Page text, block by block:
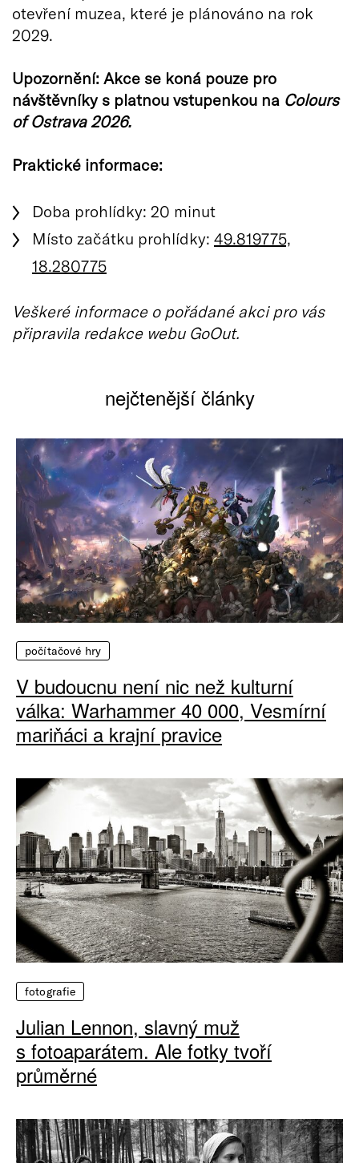
otevření muzea, které je plánováno na rok
2029.
Upozornění: Akce se koná pouze pro
návštěvníky s platnou vstupenkou na Colours
of Ostrava 2026.
Praktické informace:
Doba prohlídky: 20 minut
Místo začátku prohlídky: 49.819775,
18.280775
Veškeré informace o pořádané akci pro vás
připravila redakce webu GoOut.
nejčtenější články
počítačové hry
V budoucnu není nic než kulturní
válka: Warhammer 40 000, Vesmírní
mariňáci a krajní pravice
fotografie
Julian Lennon, slavný muž
s fotoaparátem. Ale fotky tvoří
průměrné